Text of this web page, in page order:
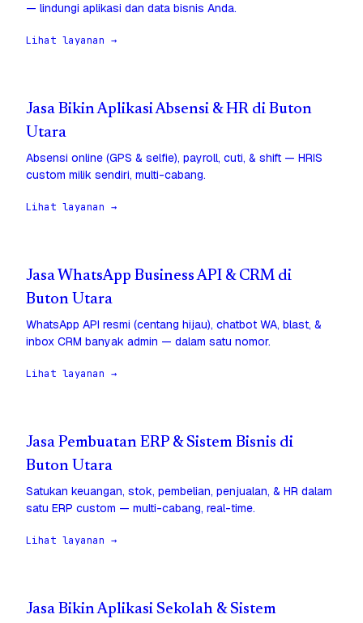
— lindungi aplikasi dan data bisnis Anda.
Lihat layanan →
Jasa Bikin Aplikasi Absensi & HR di Buton
Utara
Absensi online (GPS & selfie), payroll, cuti, & shift — HRIS
custom milik sendiri, multi-cabang.
Lihat layanan →
Jasa WhatsApp Business API & CRM di
Buton Utara
WhatsApp API resmi (centang hijau), chatbot WA, blast, &
inbox CRM banyak admin — dalam satu nomor.
Lihat layanan →
Jasa Pembuatan ERP & Sistem Bisnis di
Buton Utara
Satukan keuangan, stok, pembelian, penjualan, & HR dalam
satu ERP custom — multi-cabang, real-time.
Lihat layanan →
Jasa Bikin Aplikasi Sekolah & Sistem